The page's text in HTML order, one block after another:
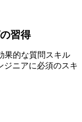
習得
果的な質問スキル
ジニアに必須のスキ